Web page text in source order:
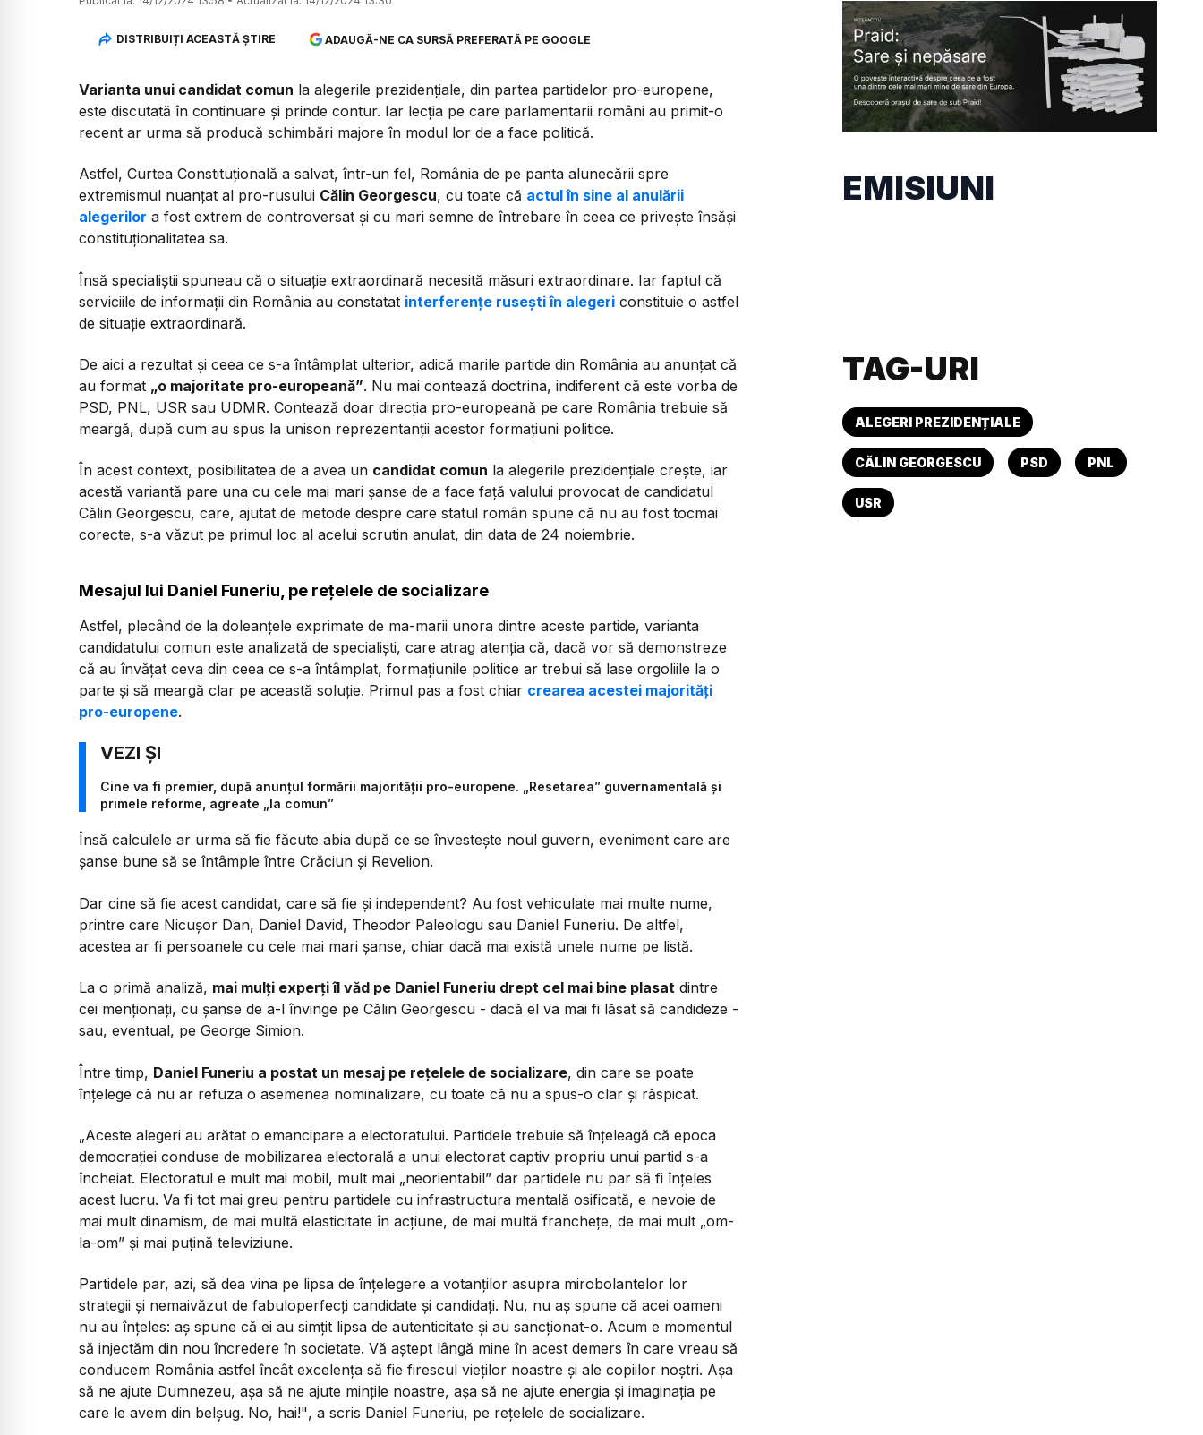
DISTRIBUIȚI ACEASTĂ ȘTIRE ADAUGĂ-NE CA SURSĂ PREFERATĂ PE GOOGLE
Varianta unui candidat comun la alegerile prezidențiale, din partea partidelor pro-europene,
este discutată în continuare și prinde contur. Iar lecția pe care parlamentarii români au primit-o
recent ar urma să producă schimbări majore în modul lor de a face politică.
Astfel, Curtea Constituțională a salvat, într-un fel, România de pe panta alunecării spre
extremismul nuanțat al pro-rusului Călin Georgescu, cu toate că actul în sine al anulării
alegerilor a fost extrem de controversat și cu mari semne de întrebare în ceea ce privește însăși
constituționalitatea sa.
Însă specialiștii spuneau că o situație extraordinară necesită măsuri extraordinare. Iar faptul că
serviciile de informații din România au constatat interferențe rusești în alegeri constituie o astfel
de situație extraordinară.
De aici a rezultat și ceea ce s-a întâmplat ulterior, adică marile partide din România au anunțat că
au format „o majoritate pro-europeană”. Nu mai contează doctrina, indiferent că este vorba de
PSD, PNL, USR sau UDMR. Contează doar direcția pro-europeană pe care România trebuie să
meargă, după cum au spus la unison reprezentanții acestor formațiuni politice.
În acest context, posibilitatea de a avea un candidat comun la alegerile prezidențiale crește, iar
acestă variantă pare una cu cele mai mari șanse de a face față valului provocat de candidatul
Călin Georgescu, care, ajutat de metode despre care statul român spune că nu au fost tocmai
corecte, s-a văzut pe primul loc al acelui scrutin anulat, din data de 24 noiembrie.
Mesajul lui Daniel Funeriu, pe rețelele de socializare
Astfel, plecând de la doleanțele exprimate de ma-marii unora dintre aceste partide, varianta
candidatului comun este analizată de specialiști, care atrag atenția că, dacă vor să demonstreze
că au învățat ceva din ceea ce s-a întâmplat, formațiunile politice ar trebui să lase orgoliile la o
parte și să meargă clar pe această soluție. Primul pas a fost chiar crearea acestei majorități
pro-europene.
Cine va fi premier, după anunțul formării majorității pro-europene. „Resetarea” guvernamentală și
primele reforme, agreate „la comun”
Însă calculele ar urma să fie făcute abia după ce se învestește noul guvern, eveniment care are
șanse bune să se întâmple între Crăciun și Revelion.
Dar cine să fie acest candidat, care să fie și independent? Au fost vehiculate mai multe nume,
printre care Nicușor Dan, Daniel David, Theodor Paleologu sau Daniel Funeriu. De altfel,
acestea ar fi persoanele cu cele mai mari șanse, chiar dacă mai există unele nume pe listă.
La o primă analiză, mai mulți experți îl văd pe Daniel Funeriu drept cel mai bine plasat dintre
cei menționați, cu șanse de a-l învinge pe Călin Georgescu - dacă el va mai fi lăsat să candideze -
sau, eventual, pe George Simion.
Între timp, Daniel Funeriu a postat un mesaj pe rețelele de socializare, din care se poate
înțelege că nu ar refuza o asemenea nominalizare, cu toate că nu a spus-o clar și răspicat.
„Aceste alegeri au arătat o emancipare a electoratului. Partidele trebuie să înțeleagă că epoca
democrației conduse de mobilizarea electorală a unui electorat captiv propriu unui partid s-a
încheiat. Electoratul e mult mai mobil, mult mai „neorientabil” dar partidele nu par să fi înțeles
acest lucru. Va fi tot mai greu pentru partidele cu infrastructura mentală osificată, e nevoie de
mai mult dinamism, de mai multă elasticitate în acțiune, de mai multă franchețe, de mai mult „om-
la-om” și mai puțină televiziune.
Partidele par, azi, să dea vina pe lipsa de înțelegere a votanților asupra mirobolantelor lor
strategii și nemaivăzut de fabuloperfecți candidate și candidați. Nu, nu aș spune că acei oameni
nu au înțeles: aș spune că ei au simțit lipsa de autenticitate și au sancționat-o. Acum e momentul
să injectăm din nou încredere în societate. Vă aștept lângă mine în acest demers în care vreau să
conducem România astfel încât excelența să fie firescul vieților noastre și ale copiilor noștri. Așa
să ne ajute Dumnezeu, așa să ne ajute mințile noastre, așa să ne ajute energia și imaginația pe
care le avem din belșug. No, hai!", a scris Daniel Funeriu, pe rețelele de socializare.
EMISIUNI
TAG-URI
ALEGERI PREZIDENȚIALE
CĂLIN GEORGESCU PSD PNL
USR